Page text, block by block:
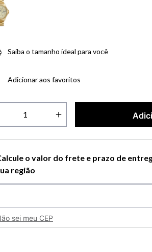
Saiba o tamanho ideal para você
Adicionar aos favoritos
＋
o valor do frete e prazo de
região
sei meu CEP